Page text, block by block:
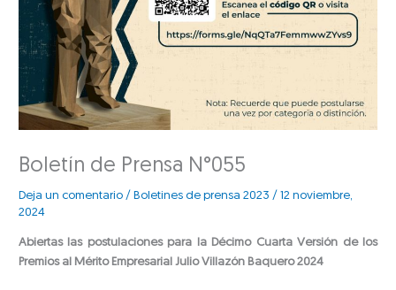
Boletín de Prensa N°055
Deja un comentario / Boletines de prensa 2023 /12 noviembre,
2024
Abiertas las postulaciones para la Décimo Cuarta Versión de los
Premios al Mérito Empresarial Julio Villazón Baquero 2024